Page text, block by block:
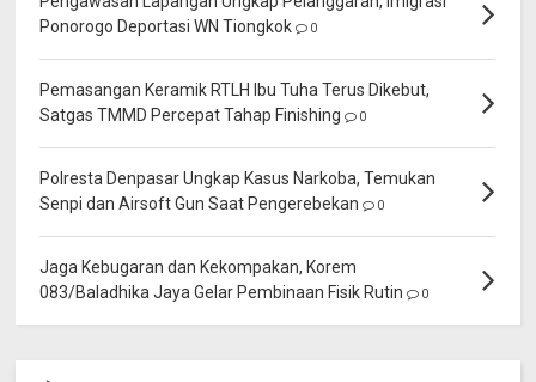
Ponorogo Deportasi WN Tiongkok
0
Pemasangan Keramik RTLH Ibu Tuha Terus Dikebut,
Satgas TMMD Percepat Tahap Finishing
0
Polresta Denpasar Ungkap Kasus Narkoba, Temukan
Senpi dan Airsoft Gun Saat Pengerebekan
0
Jaga Kebugaran dan Kekompakan, Korem
083/Baladhika Jaya Gelar Pembinaan Fisik Rutin
0